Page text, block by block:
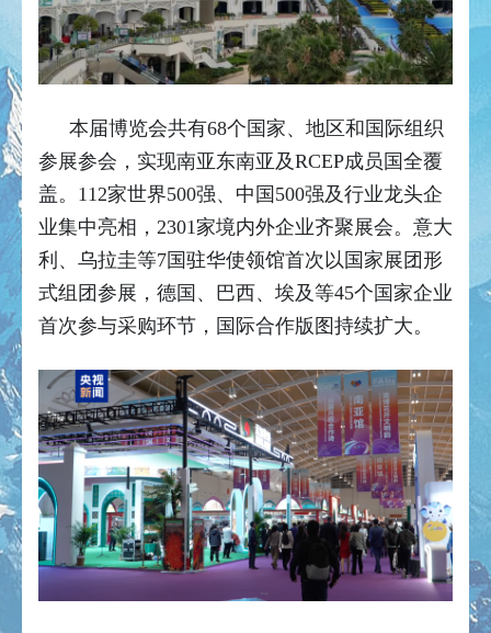
本届博览会共有68个国家、地区和国际组织
参展参会，实现南亚东南亚及RCEP成员国全覆
盖。112家世界500强、中国500强及行业龙头企
业集中亮相，2301家境内外企业齐聚展会。意大
利、乌拉圭等7国驻华使领馆首次以国家展团形
式组团参展，德国、巴西、埃及等45个国家企业
首次参与采购环节，国际合作版图持续扩大。